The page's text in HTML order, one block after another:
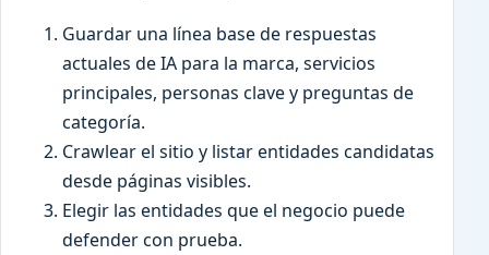
Guardar una línea base de respuestas
actuales de IA para la marca, servicios
principales, personas clave y preguntas de
categoría.
Crawlear el sitio y listar entidades candidatas
desde páginas visibles.
Elegir las entidades que el negocio puede
defender con prueba.